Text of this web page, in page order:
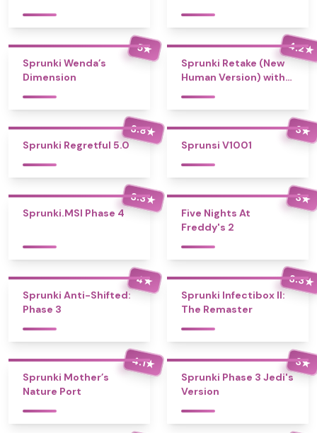
5★
Sprunki Wenda’s
Dimension
4.2★
Sprunki Retake (New
Human Version) with
3.8★
Sprunki Regretful 5.0
3★
Sprunsi V1001
3.3★
Sprunki.MSI Phase 4
3★
Five Nights At
Freddy's 2
4★
Sprunki Anti-Shifted:
Phase 3
3.3★
Sprunki Infectibox II:
The Remaster
4.1★
Sprunki Mother’s
Nature Port
3★
Sprunki Phase 3 Jedi's
Version